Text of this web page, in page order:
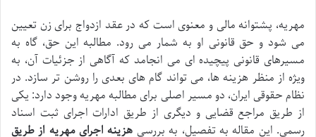
مهریه، پشتوانه مالی و معنوی است که در عقد ازدواج برای زن تعیین
می شود و حق قانونی او به شمار می رود. مطالبه این حق، گاه به
مسیرهای قانونی پیچیده ای می انجامد که آگاهی از جزئیات آن، به
ویژه از منظر هزینه ها، می تواند گام های بعدی را روشن تر سازد. در
نظام حقوقی ایران، دو مسیر اصلی برای مطالبه مهریه وجود دارد: یکی
از طریق مراجع قضایی و دیگری از طریق ادارات اجرای ثبت اسناد
رسمی. این مقاله به تفصیل، به بررسی هزینه اجرای مهریه از طریق